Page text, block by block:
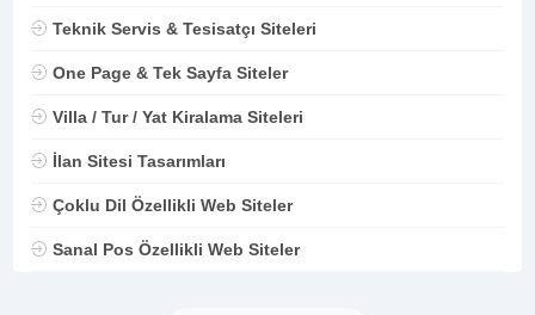
Teknik Servis & Tesisatçı Siteleri
One Page & Tek Sayfa Siteler
Villa / Tur / Yat Kiralama Siteleri
İlan Sitesi Tasarımları
Çoklu Dil Özellikli Web Siteler
Sanal Pos Özellikli Web Siteler